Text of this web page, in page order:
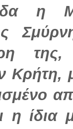
η
Κρήτη,
η